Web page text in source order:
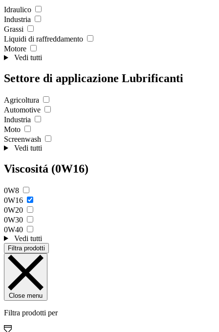
Idraulico
Industria
Grassi
Liquidi di raffreddamento
Motore
Vedi tutti
Settore di applicazione Lubrificanti
Agricoltura
Automotive
Industria
Moto
Screenwash
Vedi tutti
Viscositá (0W16)
0W8
0W16
0W20
0W30
0W40
Vedi tutti
Filtra prodotti
Close menu
Filtra prodotti per